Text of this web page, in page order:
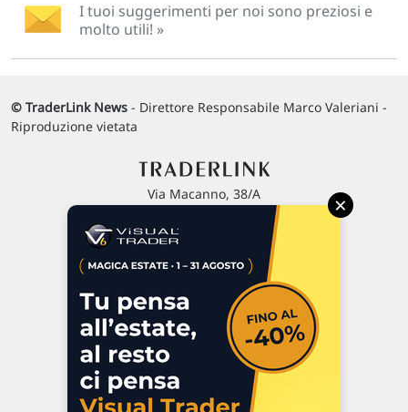
I tuoi suggerimenti per noi sono preziosi e
molto utili! »
© TraderLink News - Direttore Responsabile Marco Valeriani -
Riproduzione vietata
Via Macanno, 38/A
P.IVA 02 452 460 401
Commenti e segnalazioni
Contattaci
×